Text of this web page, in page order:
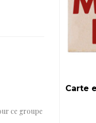
ce groupe
Carte